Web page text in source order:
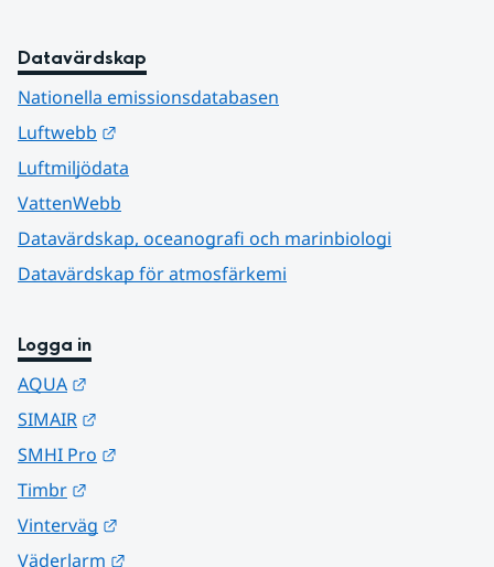
Datavärdskap
Nationella emissionsdatabasen
Luftwebb
Luftmiljödata
VattenWebb
Datavärdskap, oceanografi och marinbiologi
Datavärdskap för atmosfärkemi
Logga in
AQUA
SIMAIR
SMHI Pro
Timbr
Vinterväg
Väderlarm